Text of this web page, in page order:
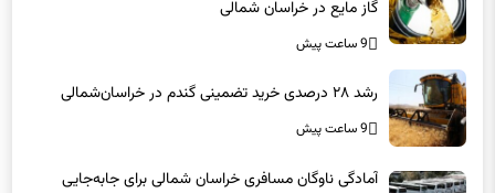
گاز مایع در خراسان شمالی
9 ساعت پیش
رشد ۲۸ درصدی خرید تضمینی گندم در خراسان‌شمالی
9 ساعت پیش
آمادگی ناوگان مسافری خراسان شمالی برای جابه‌جایی